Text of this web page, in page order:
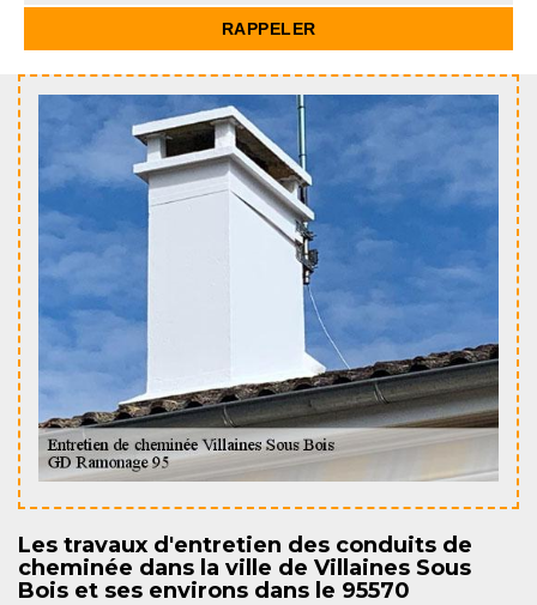
Les travaux d'entretien des conduits de
cheminée dans la ville de Villaines Sous
Bois et ses environs dans le 95570